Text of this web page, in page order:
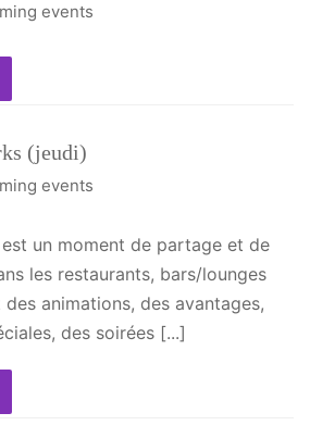
events
(jeudi)
events
un moment de partage et de
les restaurants, bars/lounges
animations, des avantages,
des soirées [...]